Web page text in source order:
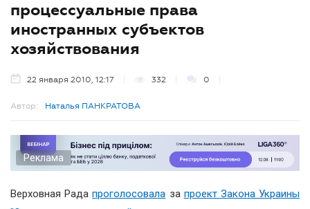
процессуальные права
иностранных субъектов
хозяйствования
22 января 2010, 12:17 332 0
Автор: Наталья ПАНКРАТОВА
Реклама
Верховная Радапроголосовала за проект Закона Украины